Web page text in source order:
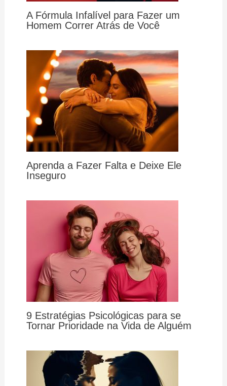
A Fórmula Infalível para Fazer um
Homem Correr Atrás de Você
Aprenda a Fazer Falta e Deixe Ele
Inseguro
9 Estratégias Psicológicas para se
Tornar Prioridade na Vida de Alguém